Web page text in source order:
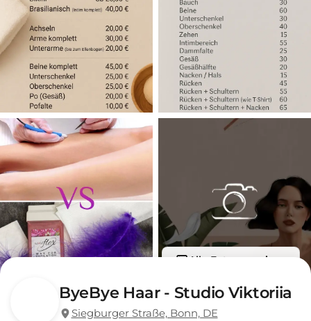
Alle Fotos anzeigen
ByeBye Haar - Studio Viktoriia
Siegburger Straße, Bonn, DE